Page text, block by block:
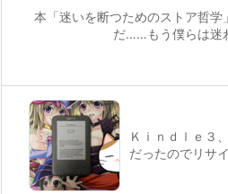
本「迷いを断つためのストア哲学
だ……もう僕らは迷
Ｋｉｎｄｌｅ３
だったのでリサ